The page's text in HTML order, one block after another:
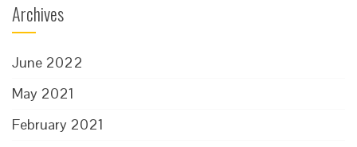
Archives
June 2022
May 2021
February 2021